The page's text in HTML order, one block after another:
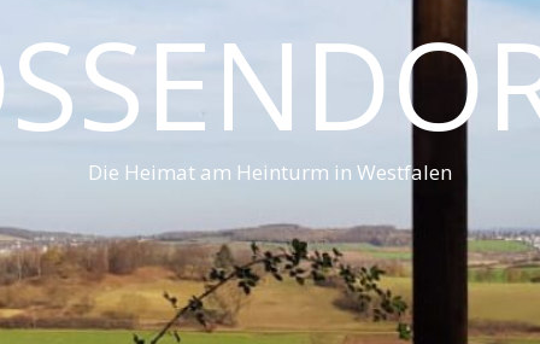
Die Heimat am Heinturm in Westfalen